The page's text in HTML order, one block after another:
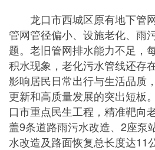
龙口市西城区原有地下管
管网管径偏小、设施老化、雨
题。老旧管网排水能力不足，
积水现象，老化污水管线还存
影响居民日常出行与生活品质
更新和高质量发展的突出短板
口市重点民生工程，精准靶向
盖9条道路雨污水改造、2座泵
水改造及路面恢复总长度达11公